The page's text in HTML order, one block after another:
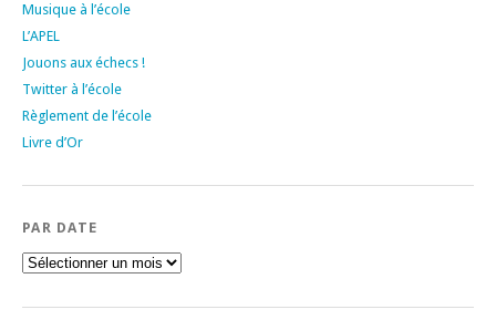
Musique à l’école
L’APEL
Jouons aux échecs !
Twitter à l’école
Règlement de l’école
Livre d’Or
PAR DATE
Par
date